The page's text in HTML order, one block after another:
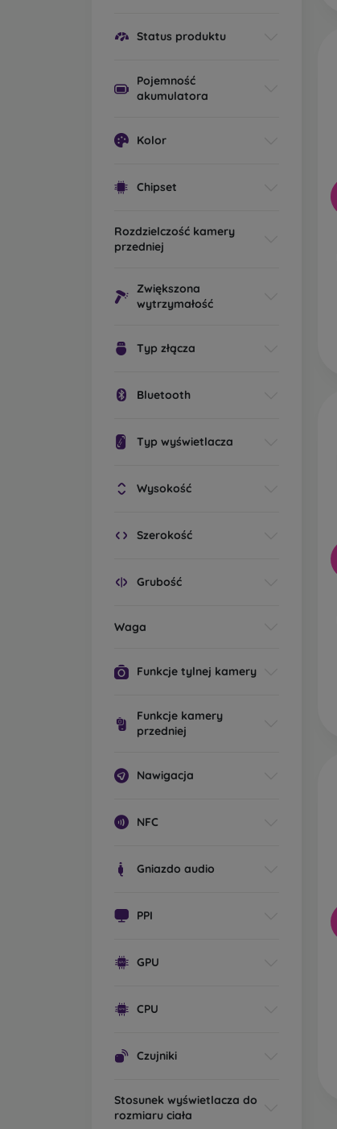
Status produktu
Pojemność
akumulatora
Kolor
Chipset
Rozdzielczość kamery
przedniej
Zwiększona
wytrzymałość
Typ złącza
Bluetooth
Typ wyświetlacza
Wysokość
Szerokość
Grubość
Waga
Funkcje tylnej kamery
Funkcje kamery
przedniej
Nawigacja
NFC
Gniazdo audio
PPI
GPU
CPU
Czujniki
Stosunek wyświetlacza do
rozmiaru ciała